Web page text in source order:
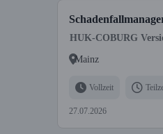
HUK-COBURG
Mainz
Vollzeit
27.07.2026